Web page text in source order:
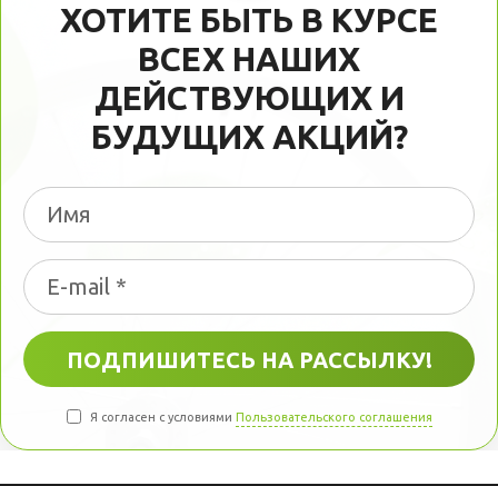
ХОТИТЕ БЫТЬ В КУРСЕ
ВСЕХ НАШИХ
ДЕЙСТВУЮЩИХ И
БУДУЩИХ АКЦИЙ?
Я согласен с условиями Пользовательского соглашения